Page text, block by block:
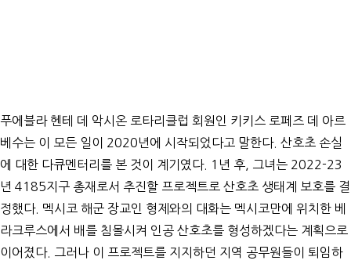
푸에블라 헨테 데 악시온 로타리클럽 회원인 키키스 로페즈 데 아르
베수는 이 모든 일이 2020년에 시작되었다고 말한다. 산호초 손실
에 대한 다큐멘터리를 본 것이 계기였다. 1년 후, 그녀는 2022-23
년 4185지구 총재로서 추진할 프로젝트로 산호초 생태계 보호를 결
정했다. 멕시코 해군 장교인 형제와의 대화는 멕시코만에 위치한 베
라크루스에서 배를 침몰시켜 인공 산호초를 형성하겠다는 계획으로
이어졌다. 그러나 이 프로젝트를 지지하던 지역 공무원들이 퇴임하